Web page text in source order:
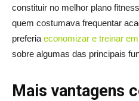
constituir no melhor plano
quem costumava frequentar
preferia economizar e treinar
sobre algumas das principais
Mais vantagens